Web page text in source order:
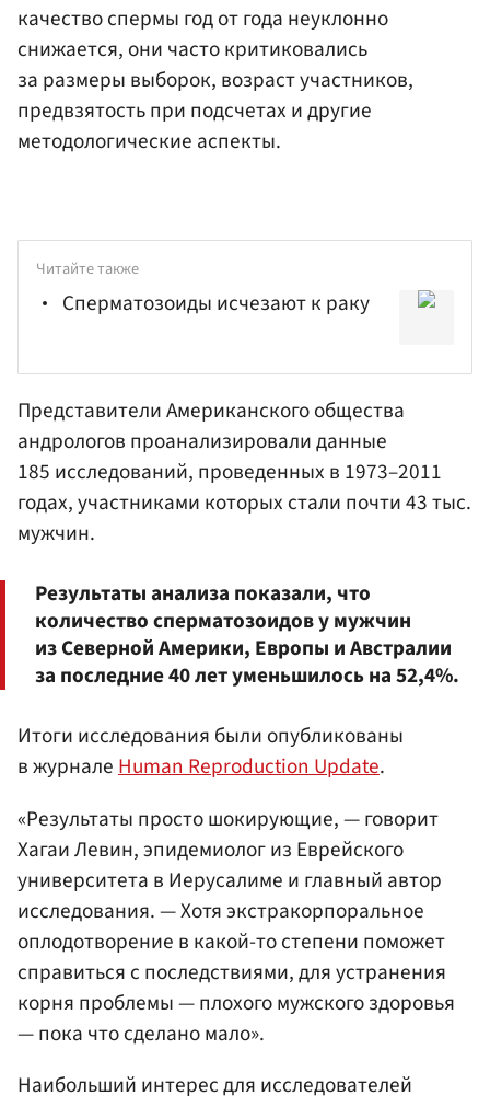
качество спермы год от года неуклонно
снижается, они часто критиковались
за размеры выборок, возраст участников,
предвзятость при подсчетах и другие
методологические аспекты.
Читайте также
Сперматозоиды исчезают к раку
Представители Американского общества
андрологов проанализировали данные
185 исследований, проведенных в 1973–2011
годах, участниками которых стали почти 43 тыс.
мужчин.
Результаты анализа показали, что
количество сперматозоидов у мужчин
из Северной Америки, Европы и Австралии
за последние 40 лет уменьшилось на 52,4%.
Итоги исследования были опубликованы
в журналеHuman Reproduction Update.
«Результаты просто шокирующие, — говорит
Хагаи Левин, эпидемиолог из Еврейского
университета в Иерусалиме и главный автор
исследования. — Хотя экстракорпоральное
оплодотворение в какой-то степени поможет
справиться с последствиями, для устранения
корня проблемы — плохого мужского здоровья
— пока что сделано мало».
Наибольший интерес для исследователей